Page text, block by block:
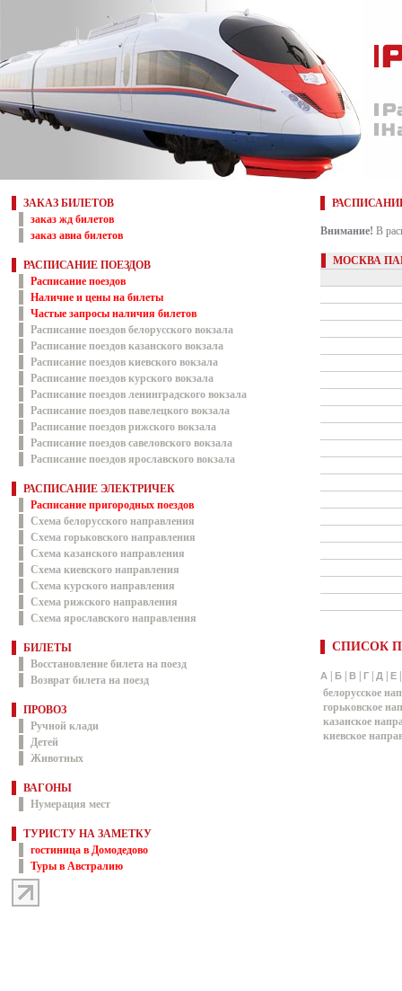
ЗАКАЗ БИЛЕТОВ
заказ жд билетов
заказ авиа билетов
РАСПИСАНИЕ ПОЕЗДОВ
Расписание поездов
Наличие и цены на билеты
Частые запросы наличия билетов
Расписание поездов белорусского вокзала
Расписание поездов казанского вокзала
Расписание поездов киевского вокзала
Расписание поездов курского вокзала
Расписание поездов ленинградского вокзала
Расписание поездов павелецкого вокзала
Расписание поездов рижского вокзала
Расписание поездов савеловского вокзала
Расписание поездов ярославского вокзала
РАСПИСАНИЕ ЭЛЕКТРИЧЕК
Расписание пригородных поездов
Схема белорусского направления
Схема горьковского направления
Схема казанского направления
Схема киевского направления
Схема курского направления
Схема рижского направления
Схема ярославского направления
БИЛЕТЫ
Восстановление билета на поезд
Возврат билета на поезд
ПРОВОЗ
Ручной клади
Детей
Животных
ВАГОНЫ
Нумерация мест
ТУРИСТУ НА ЗАМЕТКУ
гостиница в Домодедово
Туры в Австралию
Внимание! В
МОСКВА
СПИСОК
А Б В Г Д Е
белорусское
горьковское
казанское
киевское